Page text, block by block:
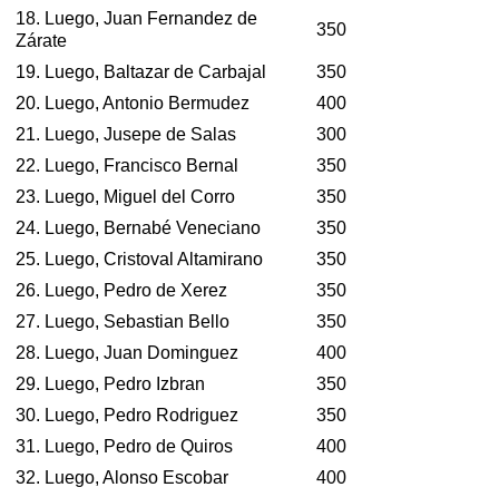
18. Luego, Juan Fernandez de
Zárate
350
19. Luego, Baltazar de Carbajal
350
20. Luego, Antonio Bermudez
400
21. Luego, Jusepe de Salas
300
22. Luego, Francisco Bernal
350
23. Luego, Miguel del Corro
350
24. Luego, Bernabé Veneciano
350
25. Luego, Cristoval Altamirano
350
26. Luego, Pedro de Xerez
350
27. Luego, Sebastian Bello
350
28. Luego, Juan Dominguez
400
29. Luego, Pedro Izbran
350
30. Luego, Pedro Rodriguez
350
31. Luego, Pedro de Quiros
400
32. Luego, Alonso Escobar
400